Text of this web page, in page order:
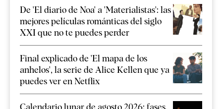
De 'El diario de Noa' a 'Materialistas': las
mejores películas románticas del siglo
XXI que no te puedes perder
Final explicado de 'El mapa de los
anhelos', la serie de Alice Kellen que ya
puedes ver en Netflix
Calendario lunar de agosto 2026: fases,